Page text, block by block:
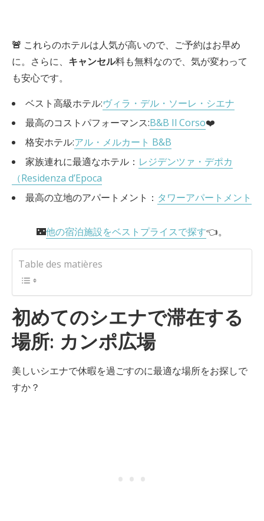
🚨 これらのホテルは人気が高いので、ご予約はお早め
に。さらに、 キャンセル料も無料なので、気が変わって
も安心です。
ベスト高級ホテル:ヴィラ・デル・ソーレ・シエナ
最高のコストパフォーマンス:B&B Il Corso❤️
格安ホテル:アル・メルカート B&B
家族連れに最適なホテル： レジデンツァ・デポカ
（Residenza d’Epoca
最高の立地のアパートメント： タワーアパートメント
🌃他の宿泊施設をベストプライスで探す👈。
Table des matières
初めてのシエナで滞在する
場所: カンポ広場
美しいシエナで休暇を過ごすのに最適な場所をお探しで
すか？